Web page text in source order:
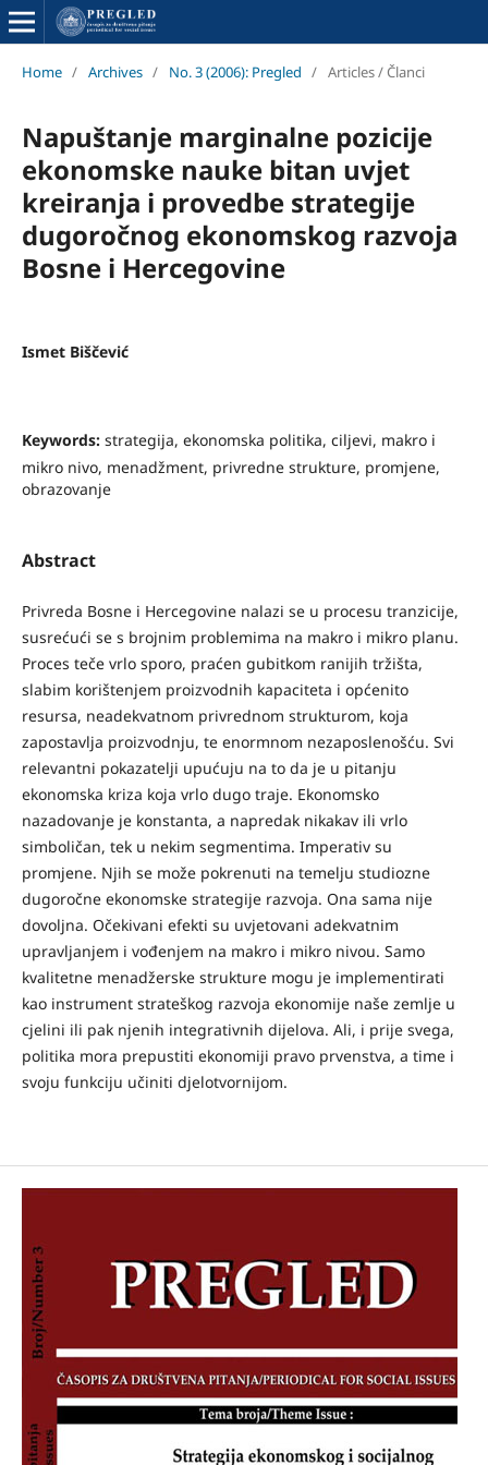
Home / Archives / No. 3 (2006): Pregled / Articles / Članci
Napuštanje marginalne pozicije
ekonomske nauke bitan uvjet
kreiranja i provedbe strategije
dugoročnog ekonomskog razvoja
Bosne i Hercegovine
Ismet Biščević
Keywords: strategija, ekonomska politika, ciljevi, makro i
mikro nivo, menadžment, privredne strukture, promjene,
obrazovanje
Abstract
Privreda Bosne i Hercegovine nalazi se u procesu tranzicije,
susrećući se s brojnim problemima na makro i mikro planu.
Proces teče vrlo sporo, praćen gubitkom ranijih tržišta,
slabim korištenjem proizvodnih kapaciteta i općenito
resursa, neadekvatnom privrednom strukturom, koja
zapostavlja proizvodnju, te enormnom nezaposlenošću. Svi
relevantni pokazatelji upućuju na to da je u pitanju
ekonomska kriza koja vrlo dugo traje. Ekonomsko
nazadovanje je konstanta, a napredak nikakav ili vrlo
simboličan, tek u nekim segmentima. Imperativ su
promjene. Njih se može pokrenuti na temelju studiozne
dugoročne ekonomske strategije razvoja. Ona sama nije
dovoljna. Očekivani efekti su uvjetovani adekvatnim
upravljanjem i vođenjem na makro i mikro nivou. Samo
kvalitetne menadžerske strukture mogu je implementirati
kao instrument strateškog razvoja ekonomije naše zemlje u
cjelini ili pak njenih integrativnih dijelova. Ali, i prije svega,
politika mora prepustiti ekonomiji pravo prvenstva, a time i
svoju funkciju učiniti djelotvornijom.